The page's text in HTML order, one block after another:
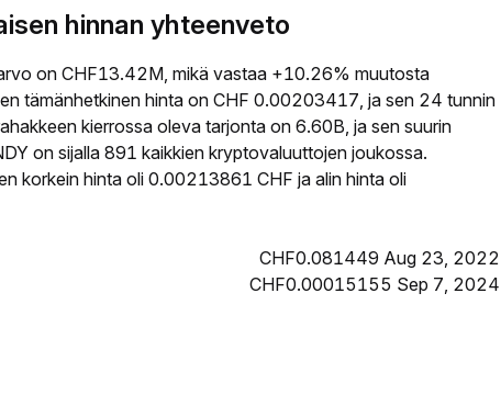
hinnan yhteenveto
on CHF13.42M, mikä vastaa +10.26% muutosta
tämänhetkinen hinta on CHF 0.00203417, ja sen 24 tunnin
kierrossa oleva tarjonta on 6.60B, ja sen suurin
on sijalla 891 kaikkien kryptovaluuttojen joukossa.
korkein hinta oli 0.00213861 CHF ja alin hinta oli
CHF0.081449 Aug 23, 2022
CHF0.00015155 Sep 7, 2024